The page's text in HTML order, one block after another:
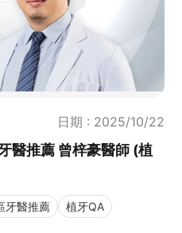
日期 : 2025/10/22
醫推薦 曾梓豪醫師 (植
牙醫推薦 植牙QA